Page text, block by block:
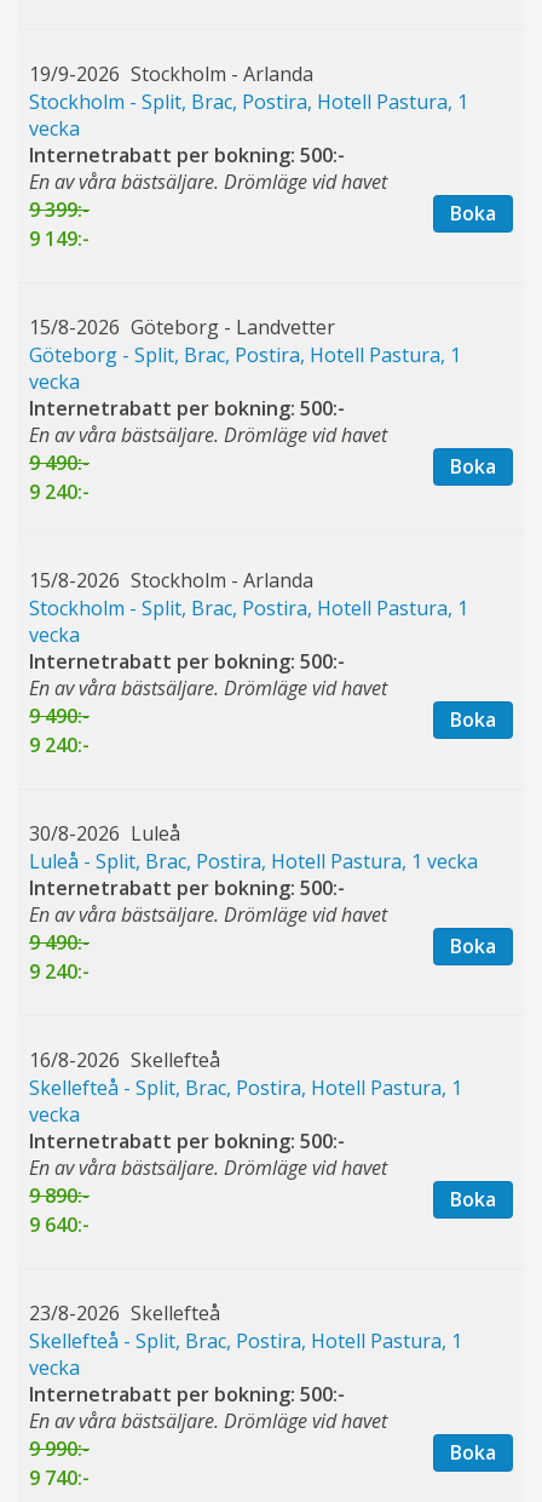
19/9-2026 Stockholm - Arlanda
Stockholm - Split, Brac, Postira, Hotell Pastura, 1
vecka
Internetrabatt per bokning: 500:-
En av våra bästsäljare. Drömläge vid havet
9 399:-
9 149:-
Boka
15/8-2026 Göteborg - Landvetter
Göteborg - Split, Brac, Postira, Hotell Pastura, 1
vecka
Internetrabatt per bokning: 500:-
En av våra bästsäljare. Drömläge vid havet
9 490:-
9 240:-
Boka
15/8-2026 Stockholm - Arlanda
Stockholm - Split, Brac, Postira, Hotell Pastura, 1
vecka
Internetrabatt per bokning: 500:-
En av våra bästsäljare. Drömläge vid havet
9 490:-
9 240:-
Boka
30/8-2026 Luleå
Luleå - Split, Brac, Postira, Hotell Pastura, 1 vecka
Internetrabatt per bokning: 500:-
En av våra bästsäljare. Drömläge vid havet
9 490:-
9 240:-
Boka
16/8-2026 Skellefteå
Skellefteå - Split, Brac, Postira, Hotell Pastura, 1
vecka
Internetrabatt per bokning: 500:-
En av våra bästsäljare. Drömläge vid havet
9 890:-
9 640:-
Boka
23/8-2026 Skellefteå
Skellefteå - Split, Brac, Postira, Hotell Pastura, 1
vecka
Internetrabatt per bokning: 500:-
En av våra bästsäljare. Drömläge vid havet
9 990:-
9 740:-
Boka